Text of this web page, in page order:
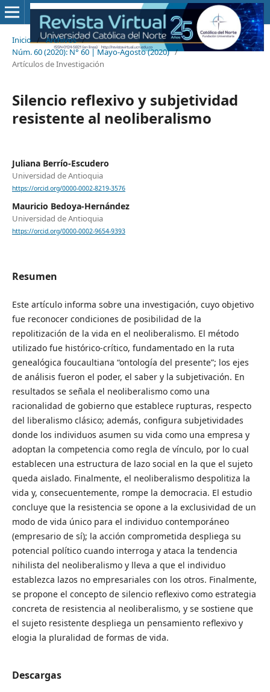
Inicio / Archivos /
Núm. 60 (2020): N° 60 | Mayo-Agosto (2020) /
Artículos de Investigación
Silencio reflexivo y subjetividad
resistente al neoliberalismo
Juliana Berrío-Escudero
Universidad de Antioquia
https://orcid.org/0000-0002-8219-3576
Mauricio Bedoya-Hernández
Universidad de Antioquia
https://orcid.org/0000-0002-9654-9393
Resumen
Este artículo informa sobre una investigación, cuyo objetivo
fue reconocer condiciones de posibilidad de la
repolitización de la vida en el neoliberalismo. El método
utilizado fue histórico-crítico, fundamentado en la ruta
genealógica foucaultiana “ontología del presente”; los ejes
de análisis fueron el poder, el saber y la subjetivación. En
resultados se señala el neoliberalismo como una
racionalidad de gobierno que establece rupturas, respecto
del liberalismo clásico; además, configura subjetividades
donde los individuos asumen su vida como una empresa y
adoptan la competencia como regla de vínculo, por lo cual
establecen una estructura de lazo social en la que el sujeto
queda aislado. Finalmente, el neoliberalismo despolitiza la
vida y, consecuentemente, rompe la democracia. El estudio
concluye que la resistencia se opone a la exclusividad de un
modo de vida único para el individuo contemporáneo
(empresario de sí); la acción comprometida despliega su
potencial político cuando interroga y ataca la tendencia
nihilista del neoliberalismo y lleva a que el individuo
establezca lazos no empresariales con los otros. Finalmente,
se propone el concepto de silencio reflexivo como estrategia
concreta de resistencia al neoliberalismo, y se sostiene que
el sujeto resistente despliega un pensamiento reflexivo y
elogia la pluralidad de formas de vida.
Descargas